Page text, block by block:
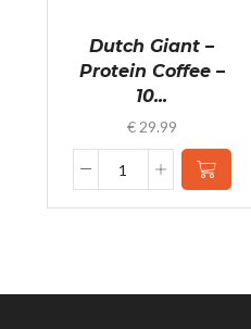
Dutch Giant –
Protein Coffee –
10...
€29.99
Dutch
-